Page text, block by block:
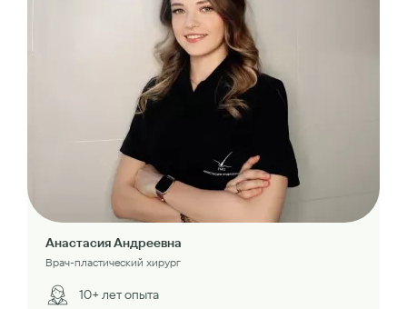
Анастасия Андреевна
Врач-пластический хирург
10+ лет опыта